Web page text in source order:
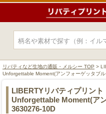
リバティなど生地の通販・メルシー TOP >
Unforgettable Moment(アンフォーゲッタブ
LIBERTYリバティプリント
Unforgettable Moment(ア
3630276-10D